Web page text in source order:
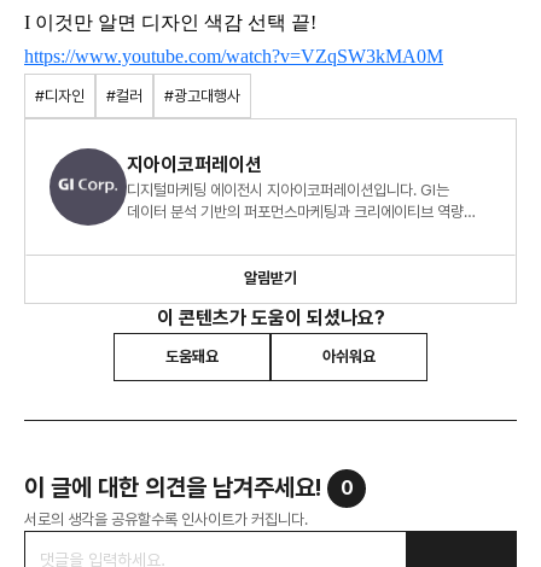
I 이것만 알면 디자인 색감 선택 끝!
https://www.youtube.com/watch?v=VZqSW3kMA0M
#디자인 #컬러 #광고대행사
지아이코퍼레이션
디지털마케팅 에이전시 지아이코퍼레이션입니다. GI는
데이터 분석 기반의 퍼포먼스마케팅과 크리에이티브 역량
만듭니다.
알림받기
이 콘텐츠가 도움이 되셨나요?
도움돼요 아쉬워요
이 글에 대한 의견을 남겨주세요! 0
서로의 생각을 공유할수록 인사이트가 커집니다.